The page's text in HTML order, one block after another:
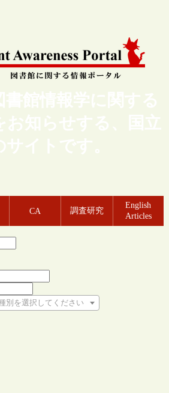
書館情報学に関する
お知らせする、国立
イトです。
CA 調査研究
English
Articles
別を選択してください
てください